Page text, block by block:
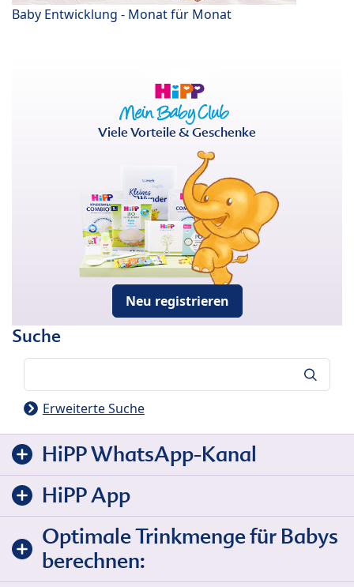
Baby Entwicklung - Monat für Monat
Viele Vorteile & Geschenke
Neu registrieren
Suche
Erweiterte Suche
HiPP WhatsApp-Kanal
HiPP App
Optimale Trinkmenge für Babys
berechnen: